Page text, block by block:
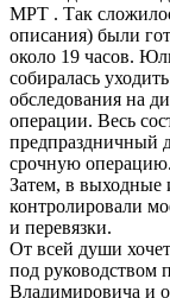
МРТ . Так
описания) были
около 19 часов.
собиралась
обследования на
операции. Весь
предпраздничный
срочную операцию.
Затем, в выходные
контролировали
и перевязки.
От всей души
под руководством
Владимировича и